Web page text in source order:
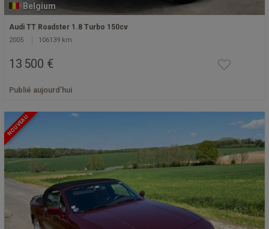
Belgium
Audi TT Roadster 1.8 Turbo 150cv
2005 106139 km
13 500 €
Publié aujourd'hui
NOUVEAU